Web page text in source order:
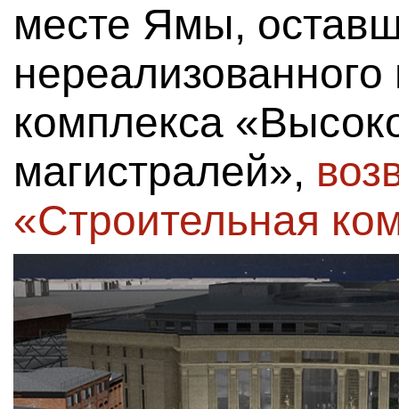
месте Ямы,
нереализованного
комплекса
магистралей»,
«Строительная